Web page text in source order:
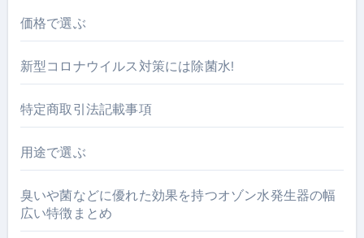
価格で選ぶ
新型コロナウイルス対策には除菌水!
特定商取引法記載事項
用途で選ぶ
臭いや菌などに優れた効果を持つオゾン水発生器の幅
広い特徴まとめ